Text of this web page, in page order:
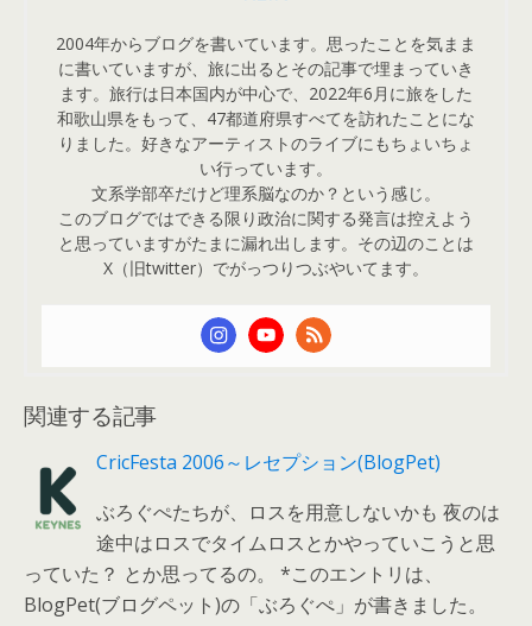
2004年からブログを書いています。思ったことを気まま
に書いていますが、旅に出るとその記事で埋まっていき
ます。旅行は日本国内が中心で、2022年6月に旅をした
和歌山県をもって、47都道府県すべてを訪れたことにな
りました。好きなアーティストのライブにもちょいちょ
い行っています。
文系学部卒だけど理系脳なのか？という感じ。
このブログではできる限り政治に関する発言は控えよう
と思っていますがたまに漏れ出します。その辺のことは
X（旧twitter）でがっつりつぶやいてます。
関連する記事
CricFesta 2006～レセプション(BlogPet)
ぶろぐぺたちが、ロスを用意しないかも 夜のは
途中はロスでタイムロスとかやっていこうと思
っていた？ とか思ってるの。 *このエントリは、
BlogPet(ブログペット)の「ぶろぐぺ」が書きました。